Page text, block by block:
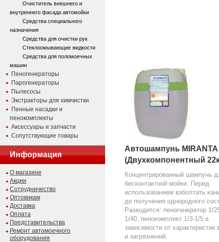
Очиститель внешнего и
внутреннего фасада автомойки
Средства специального
назначения
Средства для очистки рук
Стеклоомывающие жидкости
Средства для поломоечных
машин
Пеногенераторы
Парогенераторы
Пылесосы
Экстракторы для химчистки
Пенные насадки и
пенокомплекты
Аксессуары и запчасти
Сопутствующие товары
Информация
О магазине
Акции
Сотрудничество
Оптовикам
Доставка
Оплата
Представительства
Ремонт автомоечного
оборудования
Автошампунь MIRANTA
(Двухкомпонентный
Концентрированный шампунь
бесконтактной мойки. Перед
использованием взболтать
до получения однородного
Разводится: пеногенератор 1/
1/40, пенокомплект 1/3-1/5 в
зависимости от характеристик
и загрязнений.